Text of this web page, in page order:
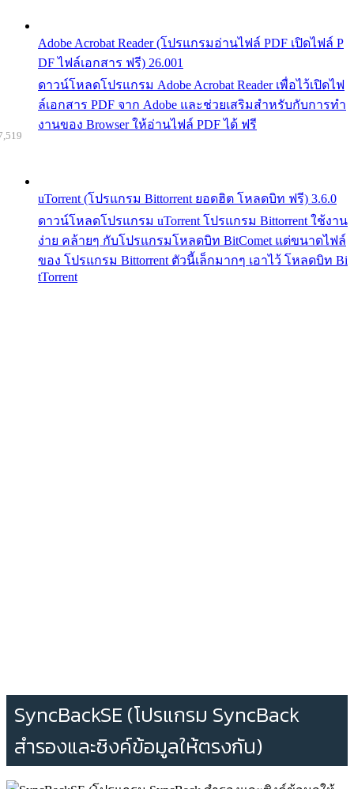
Adobe Acrobat Reader (โปรแกรมอ่านไฟล์ PDF เปิดไฟล์ P
DF ไฟล์เอกสาร ฟรี) 26.001
ดาวน์โหลดโปรแกรม Adobe Acrobat Reader เพื่อไว้เปิดไฟ
ล์เอกสาร PDF จาก Adobe และช่วยเสริมสำหรับกับการทำ
งานของ Browser ให้อ่านไฟล์ PDF ได้ ฟรี
uTorrent (โปรแกรม Bittorrent ยอดฮิต โหลดบิท ฟรี) 3.6.0
ดาวน์โหลดโปรแกรม uTorrent โปรแกรม Bittorrent ใช้งาน
ง่าย คล้ายๆ กับโปรแกรมโหลดบิท BitComet แต่ขนาดไฟล์
ของ โปรแกรม Bittorrent ตัวนี้เล็กมากๆ เอาไว้ โหลดบิท Bi
tTorrent
SyncBackSE (โปรแกรม SyncBack
สำรองและซิงค์ข้อมูลให้ตรงกัน)